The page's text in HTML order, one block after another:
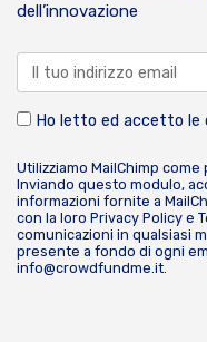
dell’innovazione
Ho letto ed accetto le
Utilizziamo MailChimp
Inviando questo modulo,
informazioni fornite a
con la loro Privacy Policy e
comunicazioni in qualsiasi
presente a fondo di ogni
info@crowdfundme.it.